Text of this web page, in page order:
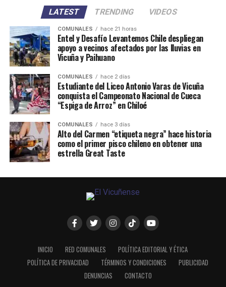
LATEST TRENDING VIDEOS
COMUNALES hace 21 horas
Entel y Desafío Levantemos Chile despliegan
apoyo a vecinos afectados por las lluvias en
Vicuña y Paihuano
COMUNALES hace 2 días
Estudiante del Liceo Antonio Varas de Vicuña
conquista el Campeonato Nacional de Cueca
“Espiga de Arroz” en Chiloé
COMUNALES hace 3 días
Alto del Carmen “etiqueta negra” hace historia
como el primer pisco chileno en obtener una
estrella Great Taste
INICIO RED COMUNALES
POLÍTICA EDITORIAL Y ÉTICA
POLÍTICA DE PRIVACIDAD
TÉRMINOS Y CONDICIONES
PUBLICIDAD
DENUNCIAS
CONTACTO